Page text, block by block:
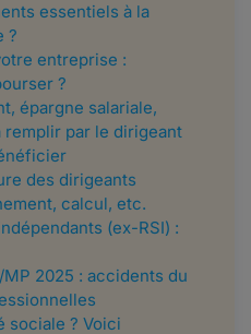
essentiels à la
?
entreprise :
?
épargne salariale,
remplir par le dirigeant
des dirigeants
calcul, etc.
(ex-RSI) :
2025 : accidents du
sociale ? Voici